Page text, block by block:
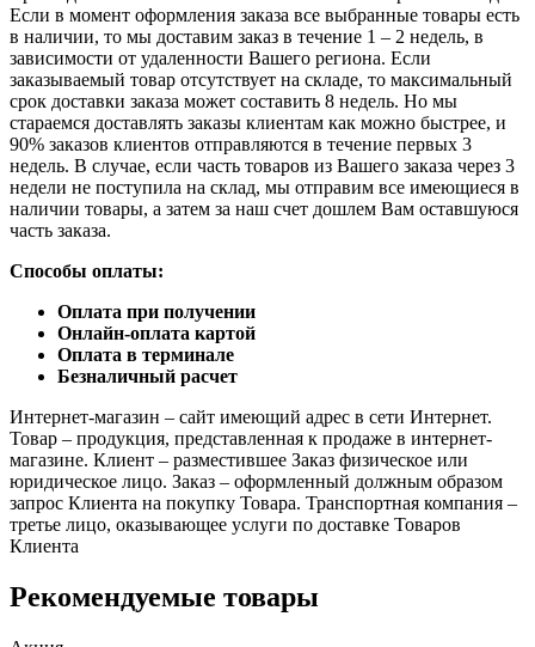
Если в момент оформления заказа все выбранные товары есть
в наличии, то мы доставим заказ в течение 1 – 2 недель, в
зависимости от удаленности Вашего региона. Если
заказываемый товар отсутствует на складе, то максимальный
срок доставки заказа может составить 8 недель. Но мы
стараемся доставлять заказы клиентам как можно быстрее, и
90% заказов клиентов отправляются в течение первых 3
недель. В случае, если часть товаров из Вашего заказа через 3
недели не поступила на склад, мы отправим все имеющиеся в
наличии товары, а затем за наш счет дошлем Вам оставшуюся
часть заказа.
Способы оплаты:
Оплата при получении
Онлайн-оплата картой
Оплата в терминале
Безналичный расчет
Интернет-магазин – сайт имеющий адрес в сети Интернет.
Товар – продукция, представленная к продаже в интернет-
магазине. Клиент – разместившее Заказ физическое или
юридическое лицо. Заказ – оформленный должным образом
запрос Клиента на покупку Товара. Транспортная компания –
третье лицо, оказывающее услуги по доставке Товаров
Клиента
Рекомендуемые товары